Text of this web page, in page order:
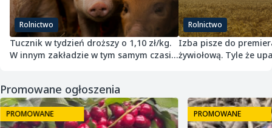
Rolnictwo
Tucznik w tydzień droższy o 1,10 zł/kg.
W innym zakładzie w tym samym czasie
Rolnictwo
Izba pisze do
żywiołową. Tyle że
Promowane ogłoszenia
PROMOWANE PROMOWANE